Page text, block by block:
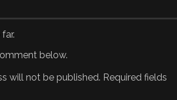
below.
will not be published. Required fields